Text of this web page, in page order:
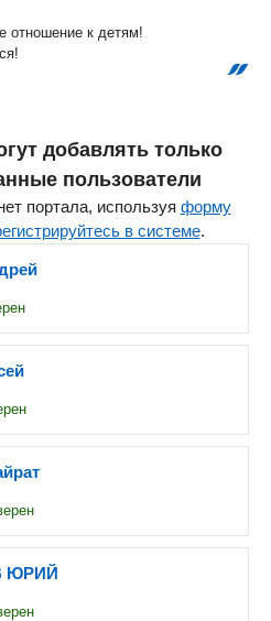
отношение к детям!
добавлять только
пользователи
портала, используя форму
в системе.
ЮРИЙ